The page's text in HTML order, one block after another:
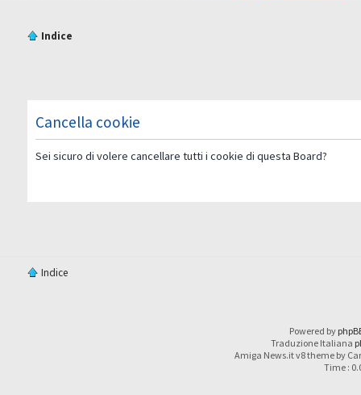
Indice
Cancella cookie
Sei sicuro di volere cancellare tutti i cookie di questa Board?
Indice
Powered by
Traduzione Italiana
Amiga News.it v8 theme by
Time :